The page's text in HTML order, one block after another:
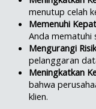
menutup celah
Memenuhi
Anda mematuhi
Mengurangi
pelanggaran
Meningkatkan
bahwa
klien.